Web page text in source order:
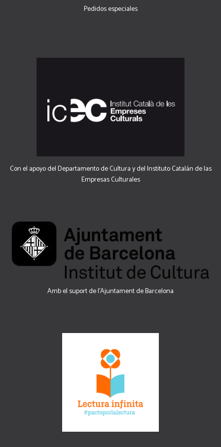
Pedidos especiales
Con el apoyo del Departamento de Cultura y del Instituto Catalán de las
Empresas Culturales
Amb el suport de l’Ajuntament de Barcelona